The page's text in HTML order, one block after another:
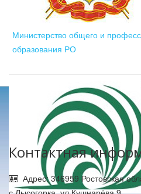
Министерство общего и
образования РО
Контактная
Адрес: 346959 Ростовская